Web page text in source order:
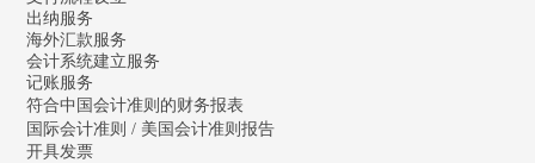
出纳服务
海外汇款服务
会计系统建立服务
记账服务
符合中国会计准则的财务报表
国际会计准则 / 美国会计准则报告
开具发票